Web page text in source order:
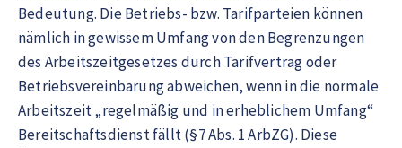
Bedeutung. Die Betriebs- bzw. Tarifparteien können
nämlich in gewissem Umfang von den Begrenzungen
des Arbeitszeitgesetzes durch Tarifvertrag oder
Betriebsvereinbarung abweichen, wenn in die normale
Arbeitszeit „regelmäßig und in erheblichem Umfang“
Bereitschaftsdienst fällt (§7 Abs. 1 ArbZG). Diese